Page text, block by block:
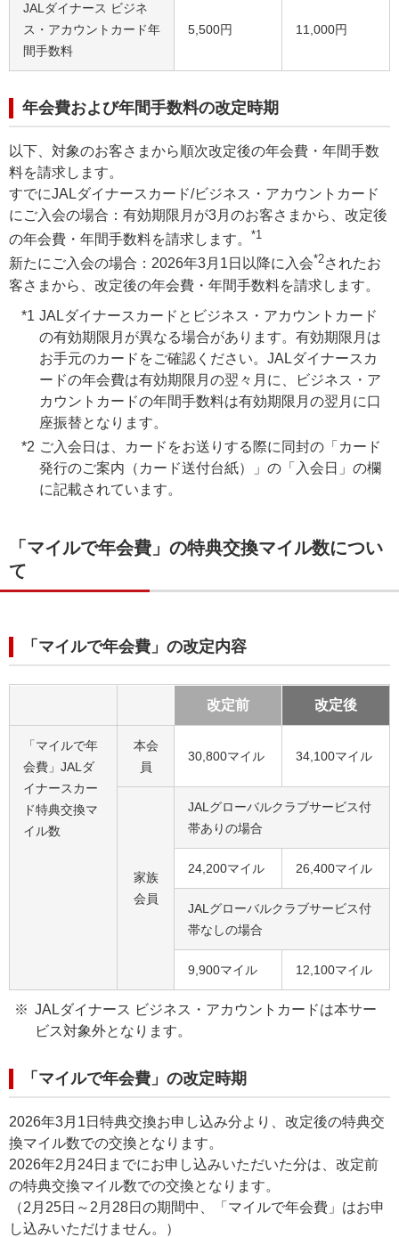
JALダイナース ビジネ
ス・アカウントカード年
間手数料
5,500円 11,000円
年会費および年間手数料の改定時期
以下、対象のお客さまから順次改定後の年会費・年間手数
料を請求します。
すでにJALダイナースカード/ビジネス・アカウントカード
にご入会の場合：有効期限月が3月のお客さまから、改定後
の年会費・年間手数料を請求します。 *1
新たにご入会の場合：2026年3月1日以降に入会*2されたお
客さまから、改定後の年会費・年間手数料を請求します。
JALダイナースカードとビジネス・アカウントカード
の有効期限月が異なる場合があります。有効期限月は
お手元のカードをご確認ください。JALダイナースカ
ードの年会費は有効期限月の翌々月に、ビジネス・ア
カウントカードの年間手数料は有効期限月の翌月に口
座振替となります。
ご入会日は、カードをお送りする際に同封の「カード
発行のご案内（カード送付台紙）」の「入会日」の欄
に記載されています。
「マイルで年会費」の特典交換マイル数につい
て
「マイルで年会費」の改定内容
改定前 改定後
「マイルで年
会費」JALダ
イナースカー
ド特典交換マ
イル数
本会
員
30,800マイル 34,100マイル
家族
会員
JALグローバルクラブサービス付
帯ありの場合
24,200マイル 26,400マイル
JALグローバルクラブサービス付
帯なしの場合
9,900マイル 12,100マイル
JALダイナース ビジネス・アカウントカードは本サー
ビス対象外となります。
「マイルで年会費」の改定時期
2026年3月1日特典交換お申し込み分より、改定後の特典交
換マイル数での交換となります。
2026年2月24日までにお申し込みいただいた分は、改定前
の特典交換マイル数での交換となります。
（2月25日～2月28日の期間中、「マイルで年会費」はお申
し込みいただけません。）